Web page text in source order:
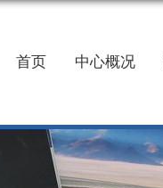
首页 中心概况